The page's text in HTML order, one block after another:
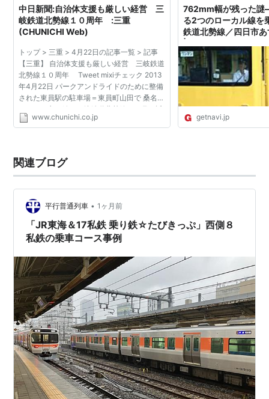
中日新聞:自治体支援も厳しい経営 三
岐鉄道北勢線１０周年 :三重
(CHUNICHI Web)
トップ > 三重 > 4月22日の記事一覧 > 記事
【三重】 自治体支援も厳しい経営 三岐鉄道
北勢線１０周年 Tweet mixiチェック 2013
年4月22日 パークアンドライドのために整備
された東員駅の駐車場＝東員町山田で 桑名市
といなべ市を結ぶ三岐鉄道北勢線は４月、近
鉄から経営を引き継いで１０周年を迎えた。
www.chunichi.co.jp
762mm幅が残った
る2つのローカル線を
鉄道北勢線／四日市
getnavi.jp
関連ブログ
平行普通列車 • 1ヶ月前
「JR東海＆17私鉄 乗り鉄☆たびきっぷ」西側８
私鉄の乗車コース事例